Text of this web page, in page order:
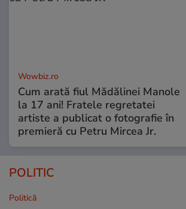
Wowbiz.ro
Cum arată fiul Mădălinei Manole
la 17 ani! Fratele regretatei
artiste a publicat o fotografie în
premieră cu Petru Mircea Jr.
POLITIC
Politică